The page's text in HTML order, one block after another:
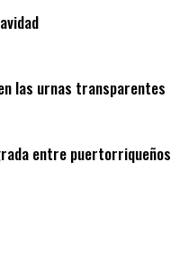
las urnas transparentes
entre puertorriqueños